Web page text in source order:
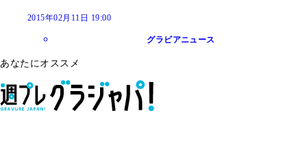
2015年02月11日 19:00
グラビアニュース
あなたにオススメ